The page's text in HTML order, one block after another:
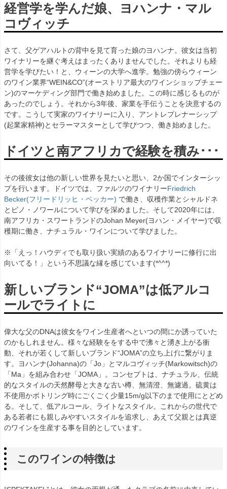
経営学を学んだ娘、ヨハンナ・マル
コヴィッチ
さて、父ゲアハルトの背中を見て育った娘のヨハンナ。彼女は当初
ワイナリーを継ぐ考えはまったくありませんでした。それよりも経
営学を学びたい！と、ウィーンの大学へ進学。勉強の傍らウィーン
のワイン業界“WEIN&CO”(オーストリア最大のワインショップチェー
ン)のマーケディング部門で働き始めました。この時に感じるものが
あったのでしょう。それから3年後、家業を手伝うことを決意するの
です。こうして実家のワイナリーに入り、アントレプレナーシップ
(起業家精神)とセラーマスターとして学びつつ、働き始めました。
ドイツと南アフリカで経験を積み･･･
その後彼女は他の新しい世界を見たいと思い、2か国でインターシッ
プを行います。ドイツでは、ファルツのワイナリーFriedrich
Becker(フリードリッヒ・ベッカー) で働き、収穫作業とシャルドネ
とピノ・ノワールについて学びを深めました。そして2020年には、
南アフリカ・スワートランドのJohan Meyer(ヨハン・メイヤー)で収
穫期に働き、ナチュラル・ワインについて学びました。
※「えっ！ハウディでも取り扱い実績のあるワイナリーに修行に出
向いてる！」という不思議な縁を感じています(*^^*)
新しいブランド“JOMA”は低アルコ
ールでライトに
偉大な父のDNAは彼女をワイン生産者へといつの間にか誘っていた
のかもしれません。様々な経験ををする中で沸々と湧き上がる衝
動、それが若くして新しいブランド“JOMA”の立ち上げに繋がりま
す。ヨハンナ(Johanna)の「Jo」とマルコヴィッチ(Markowitsch)の
「Ma」を組み合わせ「JOMA」。コンセプトは、ナチュラル、伝統
的なスタイルの天然酵母と大きな古い樽、無清澄、無濾過。硫黄は
不使用かボトリング時にごくごく少量15m/g以下のまで使用にとどめ
る。そして、低アルコール、ライトなスタイル。これからの世代で
ある若者にも親しみやすいスタイルを追求し、あえて父親とは真逆
のワインを生産する事を目的としています。
このワインの特徴は